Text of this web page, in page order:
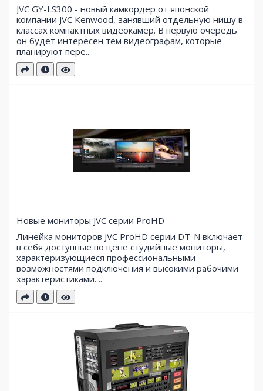
JVC GY-LS300 - новый камкордер от японской
компании JVC Kenwood, занявший отдельную нишу в
классах компактных видеокамер. В первую очередь
он будет интересен тем видеографам, которые
планируют пере..
Новые мониторы JVC серии ProHD
Линейка мониторов JVC ProHD серии DT-N включает
в себя доступные по цене студийные мониторы,
характеризующиеся профессиональными
возможностями подключения и высокими рабочими
характеристиками. ..